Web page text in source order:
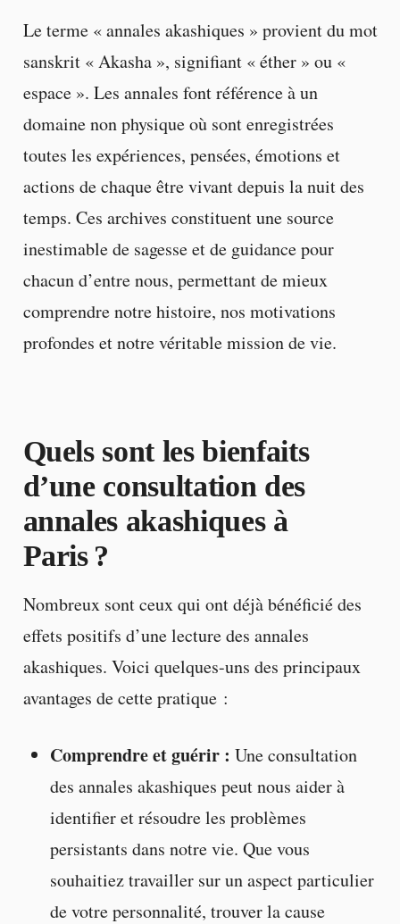
Le terme « annales akashiques » provient du mot
sanskrit « Akasha », signifiant « éther » ou «
espace ». Les annales font référence à un
domaine non physique où sont enregistrées
toutes les expériences, pensées, émotions et
actions de chaque être vivant depuis la nuit des
temps. Ces archives constituent une source
inestimable de sagesse et de guidance pour
chacun d’entre nous, permettant de mieux
comprendre notre histoire, nos motivations
profondes et notre véritable mission de vie.
Quels sont les bienfaits
d’une consultation des
annales akashiques à
Paris ?
Nombreux sont ceux qui ont déjà bénéficié des
effets positifs d’une lecture des annales
akashiques. Voici quelques-uns des principaux
avantages de cette pratique :
Comprendre et guérir : Une consultation
des annales akashiques peut nous aider à
identifier et résoudre les problèmes
persistants dans notre vie. Que vous
souhaitiez travailler sur un aspect particulier
de votre personnalité, trouver la cause